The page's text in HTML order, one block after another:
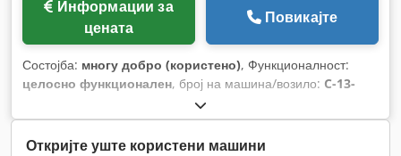
цената
Повикајте
Состојба: многу добро (користено), Функционалност:
целосно функционален, број на машина/возило: C-13-
, вкупна тежина:
Откријте уште користени машини